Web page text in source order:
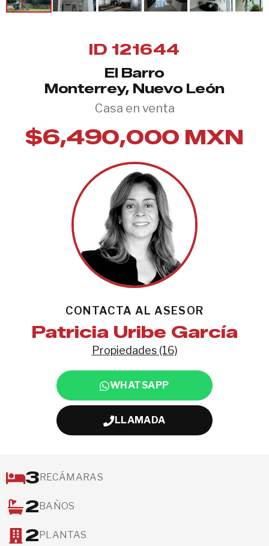
ID 121644
El Barro
Monterrey, Nuevo León
Casa en venta
$6,490,000 MXN
CONTACTA AL ASESOR
Patricia Uribe García
Propiedades (16)
WHATSAPP
LLAMADA
3RECÁMARAS
2BAÑOS
2PLANTAS